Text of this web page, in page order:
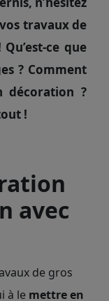
travaux de
ce que
? Comment
décoration ?
!
avec
de gros
à le mettre en